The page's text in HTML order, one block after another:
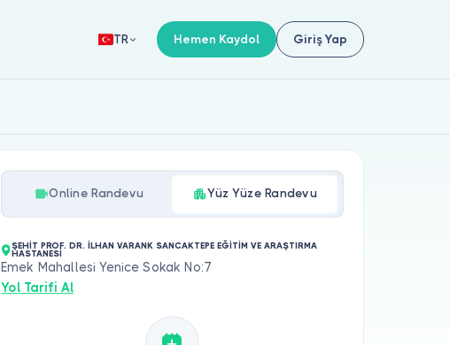
TR Hemen Kaydol Giriş Yap
Online Randevu Yüz Yüze Randevu
ŞEHİT PROF. DR. İLHAN VARANK SANCAKTEPE EĞİTİM VE ARAŞTIRMA
HASTANESİ
Emek Mahallesi Yenice Sokak No:7
Yol Tarifi Al